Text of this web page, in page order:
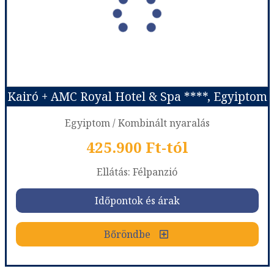
Utazás módja: Repülővel
Ellátás: Félpanzió
Szálláskategória:Hotel ****
Kétágyas standard szoba
Időpont: 2026-10-03 | 7 éj
már 423.900 Ft-tól
Időpontok és árak
Bőröndbe
Kairó + AMC Royal Hotel & Spa ****, Egyiptom
Egyiptom / Kombinált nyaralás
425.900 Ft-tól
Ellátás: Félpanzió
Időpontok és árak
Bőröndbe